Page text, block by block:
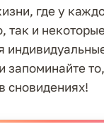
где у
так и
запоминайте
сновидениях!